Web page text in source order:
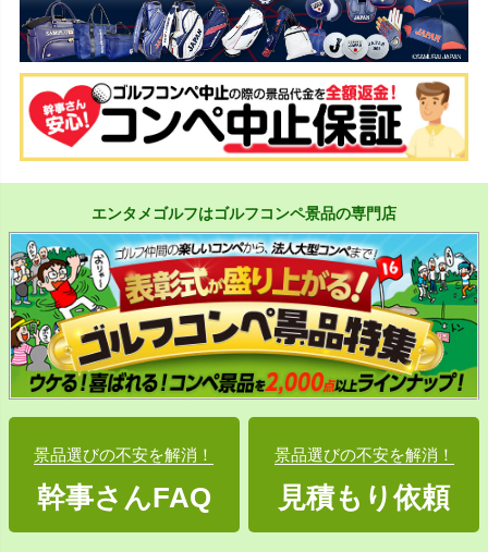
エンタメゴルフはゴルフコンペ景品の専門店
景品選びの不安を解消！
幹事さんFAQ
景品選びの不安を解消！
見積もり依頼